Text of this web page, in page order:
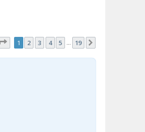
Página1 de 19
1 2 3 4 5 … 19